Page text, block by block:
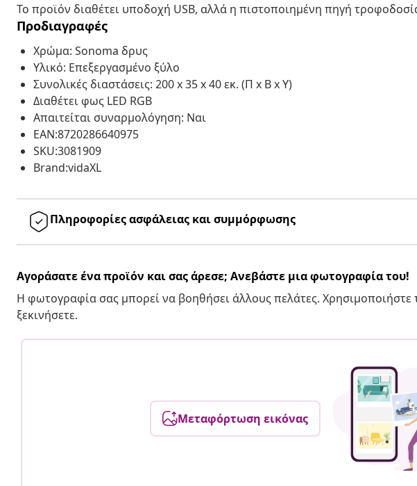
Το προϊόν διαθέτει υποδοχή USB, αλλά η πιστοποιημένη πηγή
Προδιαγραφές
Χρώμα: Sonoma δρυς
Υλικό: Επεξεργασμένο ξύλο
Συνολικές διαστάσεις: 200 x 35 x 40 εκ. (Π x Β x Υ)
Διαθέτει φως LED RGB
Απαιτείται συναρμολόγηση: Ναι
EAN:8720286640975
SKU:3081909
Brand:vidaXL
Πληροφορίες ασφάλειας και συμμόρφωσης
Αγοράσατε ένα προϊόν και σας άρεσε; Ανεβάστε μια φωτογραφία του!
Η φωτογραφία σας μπορεί να βοηθήσει άλλους πελάτες.
ξεκινήσετε.
Μεταφόρτωση εικόνας